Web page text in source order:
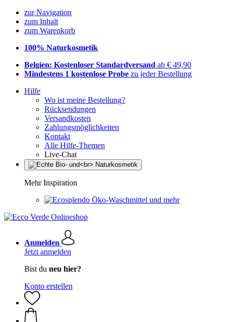
zur Navigation
zum Inhalt
zum Warenkorb
100% Naturkosmetik
Belgien: Kostenloser Standardversand ab € 49,90
Mindestens 1 kostenlose Probe zu jeder Bestellung
Hilfe
Wo ist meine Bestellung?
Rücksendungen
Versandkosten
Zahlungsmöglichkeiten
Kontakt
Alle Hilfe-Themen
Live-Chat
Mehr Inspiration
Öko-Waschmittel und mehr
Anmelden
Jetzt anmelden
Bist du neu hier?
Konto erstellen